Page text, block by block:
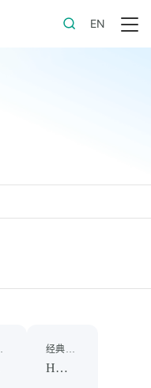
EN
H系列水平进风型离心式风幕机